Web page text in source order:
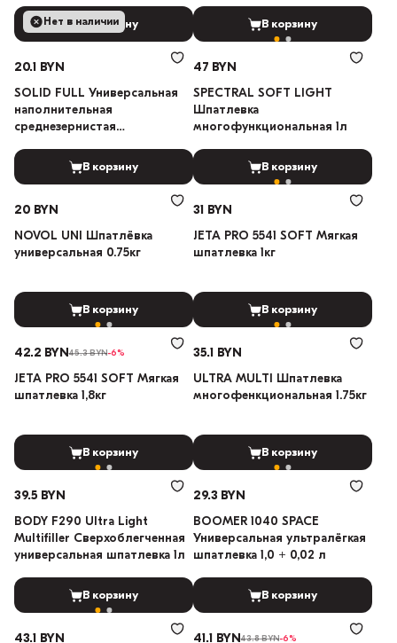
В корзину
1.0кг
В корзину
Нет в наличии
20.1 BYN
SOLID FULL Универсальная
наполнительная
среднезернистая
500г
В корзину
47 BYN
SPECTRAL SOFT LIGHT
Шпатлевка
многофункциональная 1л
В корзину
20 BYN
NOVOL UNI Шпатлёвка
универсальная 0.75кг
В корзину
31 BYN
JETA PRO 5541 SOFT Мягкая
шпатлевка 1кг
В корзину
42.2 BYN45.3 BYN-6%
JETA PRO 5541 SOFT Мягкая
шпатлевка 1,8кг
В корзину
35.1 BYN
ULTRA MULTI Шпатлевка
многофенкциональная 1.75кг
В корзину
39.5 BYN
BODY F290 Ultra Light
Multifiller Сверхоблегченная
универсальная шпатлевка 1л
В корзину
29.3 BYN
BOOMER 1040 SPACE
Универсальная ультралёгкая
шпатлевка 1,0 + 0,02 л
В корзину
43.1 BYN
41.1 BYN43.8 BYN-6%